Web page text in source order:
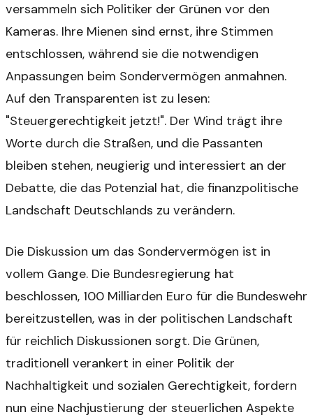
versammeln sich Politiker der Grünen vor den
Kameras. Ihre Mienen sind ernst, ihre Stimmen
entschlossen, während sie die notwendigen
Anpassungen beim Sondervermögen anmahnen.
Auf den Transparenten ist zu lesen:
"Steuergerechtigkeit jetzt!". Der Wind trägt ihre
Worte durch die Straßen, und die Passanten
bleiben stehen, neugierig und interessiert an der
Debatte, die das Potenzial hat, die finanzpolitische
Landschaft Deutschlands zu verändern.
Die Diskussion um das Sondervermögen ist in
vollem Gange. Die Bundesregierung hat
beschlossen, 100 Milliarden Euro für die Bundeswehr
bereitzustellen, was in der politischen Landschaft
für reichlich Diskussionen sorgt. Die Grünen,
traditionell verankert in einer Politik der
Nachhaltigkeit und sozialen Gerechtigkeit, fordern
nun eine Nachjustierung der steuerlichen Aspekte